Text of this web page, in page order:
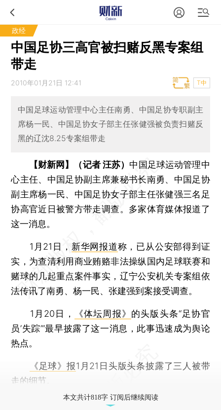
政经
中国足协三高官被扫赌反黑专案组
带走
2010年01月21日 12:41 T中
中国足球运动管理中心主任南勇、中国足协专职副主
席杨一民、中国足协女子部主任张健强被负责扫赌反
黑的辽沈8.25专案组带走
【财新网】（记者 汪苏） 中国足球运动管理中
心主任、中国足协副主席兼秘书长南勇、中国足协
副主席杨一民、中国足协女子部主任张健强三名足
协高官近日被警方带走调查。多家体育媒体报道了
这一消息。
1月21日， 新华网报道称，已从公安部得到证
实，为查清利用商业贿赂非法操纵国内足球联赛和
赌球的几起重点案件事实，辽宁公安机关专案组依
法传讯了南勇、杨一民、张建强到案接受调查。
1月20日， 《体坛周报》 的头版头条“足协官
员’失踪’”最早披露了这一消息，此事迅速成为舆论
热点。
《足球》报1月21日头版头条披露了三人被带
走的细节。
本文共计818字 订阅后继续阅读